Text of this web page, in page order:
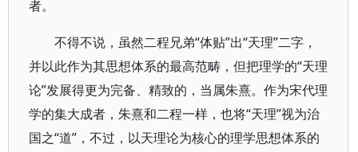
者。
不得不说，虽然二程兄弟“体贴”出“天理”二字，
并以此作为其思想体系的最高范畴，但把理学的“天理
论”发展得更为完备、精致的，当属朱熹。作为宋代理
学的集大成者，朱熹和二程一样，也将“天理”视为治
国之“道”，不过，以天理论为核心的理学思想体系的